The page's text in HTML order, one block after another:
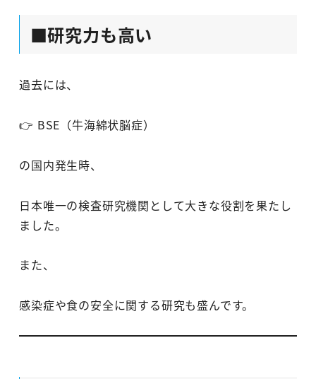
■研究力も高い
過去には、
👉 BSE（牛海綿状脳症）
の国内発生時、
日本唯一の検査研究機関として大きな役割を果たし
ました。
また、
感染症や食の安全に関する研究も盛んです。